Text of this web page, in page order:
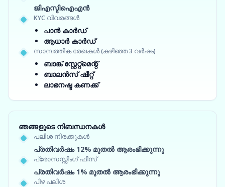
ജിഎസ്ടിഐഎൻ
KYC വിവരങ്ങൾ
പാൻ കാർഡ്
ആധാർ കാർഡ്
സാമ്പത്തിക രേഖകൾ (കഴിഞ്ഞ 3 വർഷം)
ബാങ്ക് സ്റ്റേറ്റ്‌മെന്റ്
ബാലൻസ് ഷീറ്റ്
ലാഭനഷ്ട കണക്ക്
ഞങ്ങളുടെ നിബന്ധനകൾ
പലിശ നിരക്കുകൾ
പ്രതിവർഷം 12% മുതൽ ആരംഭിക്കുന്നു
പ്രോസസ്സിംഗ് ഫീസ്
പ്രതിവർഷം 1% മുതൽ ആരംഭിക്കുന്നു
പിഴ പലിശ